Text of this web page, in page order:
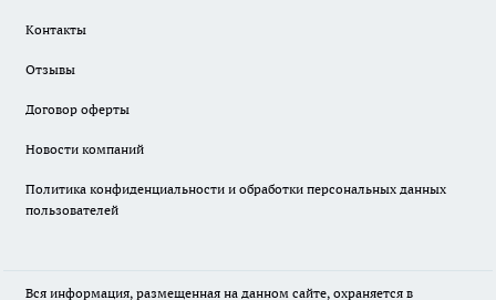
Контакты
Отзывы
Договор оферты
Новости компаний
Политика конфиденциальности и обработки персональных данных
пользователей
Вся информация, размещенная на данном сайте, охраняется в